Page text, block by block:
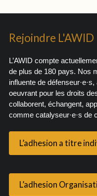
Rejoindre L'AWID
L’AWID compte
de plus de 180 pays. Nos
influente de
oeuvrant pour les droits
collaborent, échangent,
comme catalyseur·e·s de
L’adhesion a titre
L’adhesion